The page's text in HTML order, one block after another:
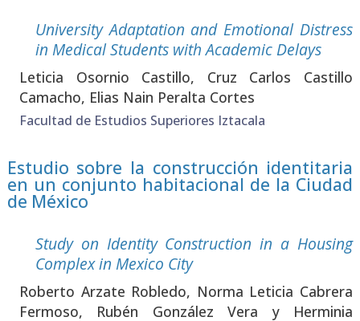
Uni­ver­sity Adap­ta­tion and Emo­tio­nal Dis­tress
in Medi­cal Stu­dents with Aca­de­mic Delays
Leti­cia Osor­nio Cas­ti­llo, Cruz Car­los Cas­ti­llo
Cama­cho, Elias Nain Peral­ta Cor­tes
Facultad de Estudios Superiores Iztacala
Estudio sobre la construcción identitaria
en un conjunto habitacional de la Ciudad
de México
Study on Iden­tity Cons­truc­tion in a Hou­sing
Com­plex in Mexi­co City
Rober­to Arza­te Roble­do, Nor­ma Leti­cia Cabre­ra
Fer­mo­so, Rubén Gon­zá­lez Vera y Her­mi­nia